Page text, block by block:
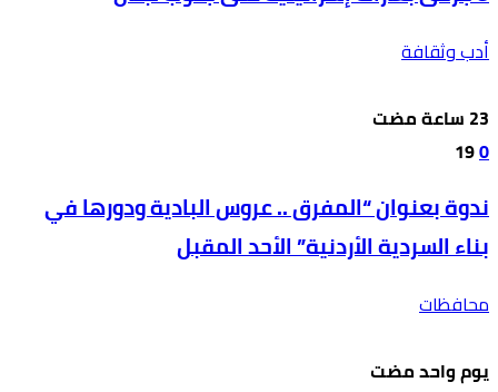
أدب وثقافة
0
19
ندوة بعنوان “المفرق .. عروس البادية ودورها في
بناء السردية الأردنية” الأحد المقبل
محافظات
‫‫‫‏‫يوم واحد مضت‬